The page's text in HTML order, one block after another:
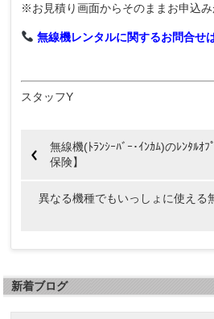
※お見積り画面からそのままお申込み
無線機レンタルに関するお問合せ
スタッフY
無線機(ﾄﾗﾝｼｰﾊﾞｰ･ｲﾝｶﾑ)のﾚﾝﾀﾙｵ
保険】
異なる機種でもいっしょに使える
新着ブログ